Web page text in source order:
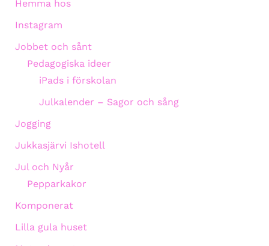
Hemma hos
Instagram
Jobbet och sånt
Pedagogiska ideer
iPads i förskolan
Julkalender – Sagor och sång
Jogging
Jukkasjärvi Ishotell
Jul och Nyår
Pepparkakor
Komponerat
Lilla gula huset